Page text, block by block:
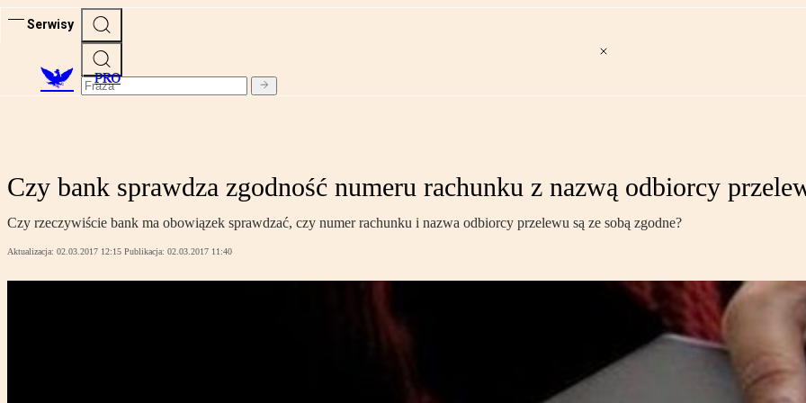
Serwisy
PRO
Czy bank sprawdza zgodność numeru rachunku z nazwą odbiorcy
Czy rzeczywiście bank ma obowiązek sprawdzać, czy numer rachunku i nazwa odbiorcy przelewu są ze sobą zgodne?
Aktualizacja: 02.03.2017 12:15 Publikacja: 02.03.2017 11:40